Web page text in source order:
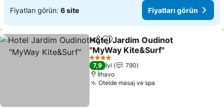
Fiyatları görün: 6 site Fiyatları görün
PaylaşFavorilerime ekle
Hotel Jardim Oudinot
"MyWay Kite&Surf"
Fiyatları görün
4 Yıldız
7,9 İyi
790
Ílhavo
Otelde masaj ve spa